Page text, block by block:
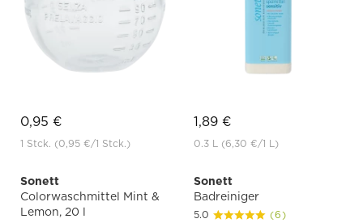
0,95 €
1 Stck. (0,95 €/1 Stck.)
1,89 €
0.3 L (6,30 €/1 L)
Sonett
Colorwaschmittel Mint &
Lemon, 20 l
Sonett
Badreiniger
5.0 (6)